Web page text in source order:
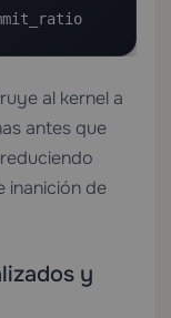
al kernel a
antes que
inanición de
y